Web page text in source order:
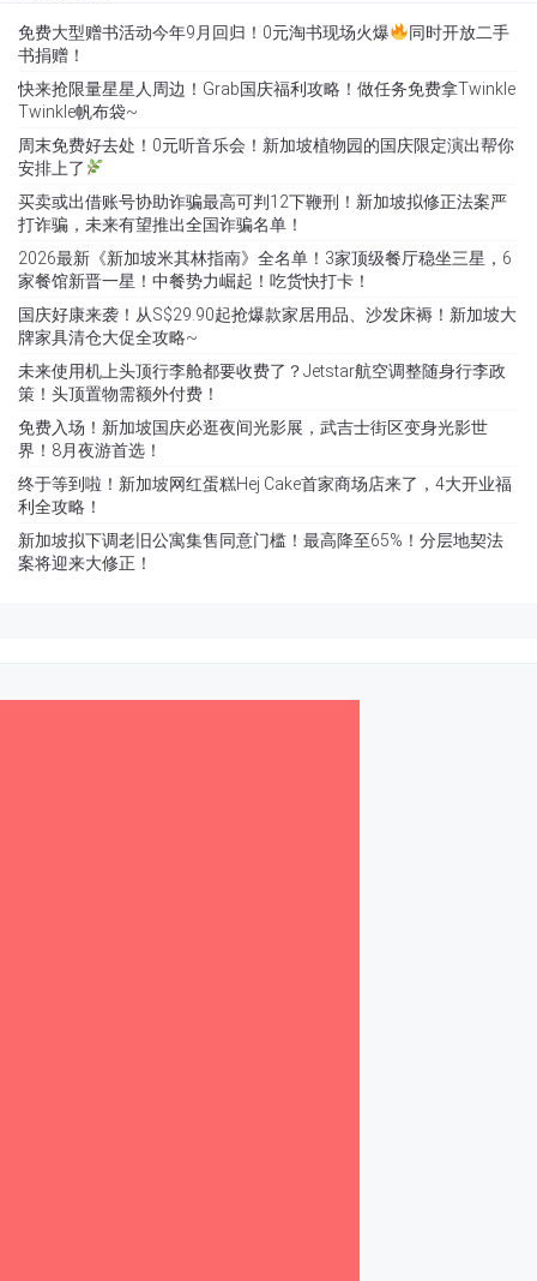
免费大型赠书活动今年9月回归！0元淘书现场火爆
同时开放二手
书捐赠！
快来抢限量星星人周边！Grab国庆福利攻略！做任务免费拿Twinkle
Twinkle帆布袋~
周末免费好去处！0元听音乐会！新加坡植物园的国庆限定演出帮你
安排上了
买卖或出借账号协助诈骗最高可判12下鞭刑！新加坡拟修正法案严
打诈骗，未来有望推出全国诈骗名单！
2026最新《新加坡米其林指南》全名单！3家顶级餐厅稳坐三星，6
家餐馆新晋一星！中餐势力崛起！吃货快打卡！
国庆好康来袭！从S$29.90起抢爆款家居用品、沙发床褥！新加坡大
牌家具清仓大促全攻略~
未来使用机上头顶行李舱都要收费了？Jetstar航空调整随身行李政
策！头顶置物需额外付费！
免费入场！新加坡国庆必逛夜间光影展，武吉士街区变身光影世
界！8月夜游首选！
终于等到啦！新加坡网红蛋糕Hej Cake首家商场店来了，4大开业福
利全攻略！
新加坡拟下调老旧公寓集售同意门槛！最高降至65%！分层地契法
案将迎来大修正！